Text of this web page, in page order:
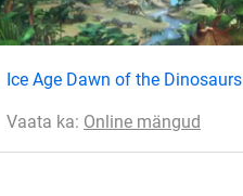
Ice Age Dawn of the Dinosaurs
Vaata ka: Online mängud